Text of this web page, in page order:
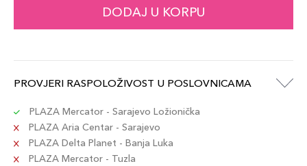
DODAJ U KORPU
PROVJERI RASPOLOŽIVOST U POSLOVNICAMA
PLAZA Mercator - Sarajevo Ložionička
PLAZA Aria Centar - Sarajevo
PLAZA Delta Planet - Banja Luka
PLAZA Mercator - Tuzla